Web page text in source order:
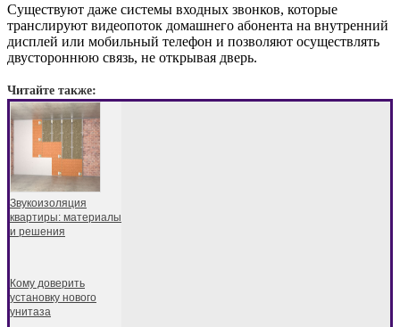
Существуют даже системы входных звонков, которые
транслируют видеопоток домашнего абонента на внутренний
дисплей или мобильный телефон и позволяют осуществлять
двустороннюю связь, не открывая дверь.
Читайте также:
Звукоизоляция
квартиры: материалы
и решения
Кому доверить
установку нового
унитаза